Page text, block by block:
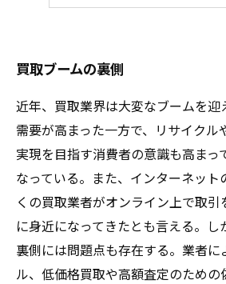
買取ブームの裏側
近年、買取業界は大変なブームを迎
需要が高まった一方で、リサイクル
実現を目指す消費者の意識も高まっ
なっている。また、インターネット
くの買取業者がオンライン上で取引
に身近になってきたとも言える。し
裏側には問題点も存在する。業者
ル、低価格買取や高額査定のため